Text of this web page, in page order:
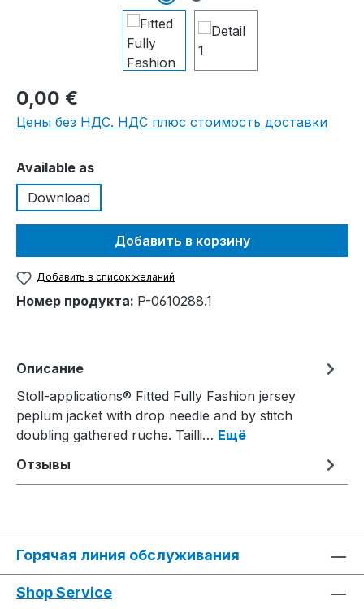
0,00 €
Цены без НДС. НДС плюс стоимость доставки
Выберите
Available as
Download
Добавить в корзину
Добавить в список желаний
Номер продукта: P-0610288.1
Описание
Stoll-applications® Fitted Fully Fashion jersey
peplum jacket with drop needle and by stitch
doubling gathered ruche. Tailli… Ещё
Отзывы
Горячая линия обслуживания
Shop Service